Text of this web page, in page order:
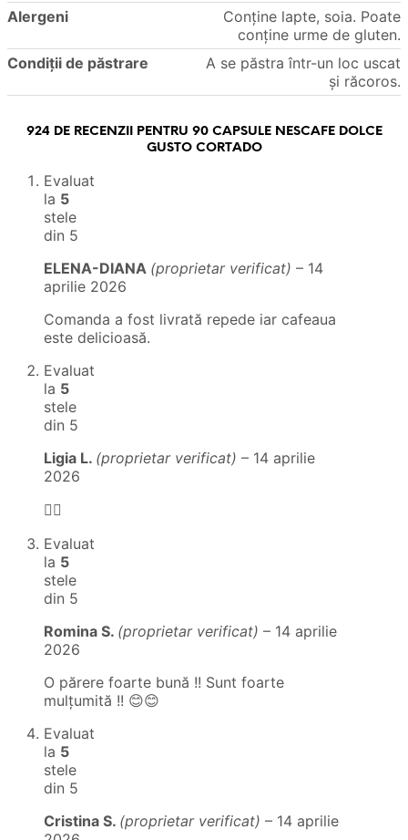
Alergeni
Conține lapte, soia. Poate
conține urme de gluten.
Condiții de păstrare
A se păstra într-un loc uscat
și răcoros.
924 DE RECENZII PENTRU 90 CAPSULE NESCAFE DOLCE
GUSTO CORTADO
Evaluat
la 5
stele
din 5
ELENA-DIANA (proprietar verificat) – 14
aprilie 2026
Comanda a fost livrată repede iar cafeaua
este delicioasă.
Evaluat
la 5
stele
din 5
Ligia L. (proprietar verificat) – 14 aprilie
2026
👍🏻
Evaluat
la 5
stele
din 5
Romina S. (proprietar verificat) – 14 aprilie
2026
O părere foarte bună !! Sunt foarte
mulțumită !! 😊😊
Evaluat
la 5
stele
din 5
Cristina S. (proprietar verificat) – 14 aprilie